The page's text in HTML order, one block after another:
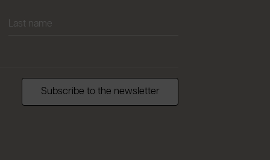
Subscribe to the newsletter